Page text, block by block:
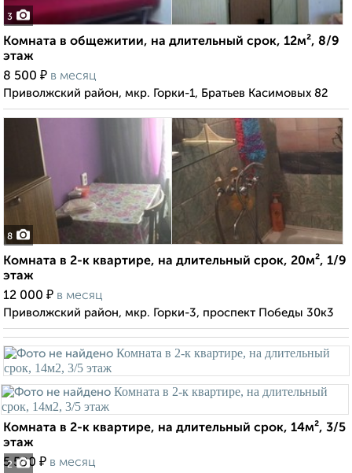
3
Комната в общежитии, на длительный срок, 12м², 8/9
этаж
8 500 ₽ в месяц
Приволжский район, мкр. Горки-1, Братьев Касимовых 82
8
Комната в 2-к квартире, на длительный срок, 20м², 1/9
этаж
12 000 ₽ в месяц
Приволжский район, мкр. Горки-3, проспект Победы 30к3
2
Комната в 2-к квартире, на длительный срок, 14м², 3/5
этаж
5 500 ₽ в месяц